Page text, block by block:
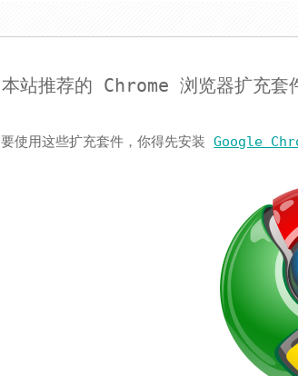
本站推荐的 Chrome 浏览器扩充
要使用这些扩充套件，你得先安装Google